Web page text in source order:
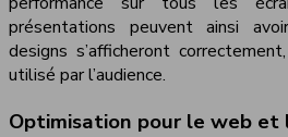
présentations peuvent ainsi
designs s’afficheront
utilisé par l’audience.
Optimisation pour le web et